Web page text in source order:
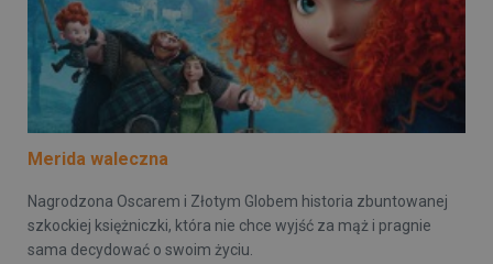
Merida waleczna
Nagrodzona Oscarem i Złotym Globem historia zbuntowanej
szkockiej księżniczki, która nie chce wyjść za mąż i pragnie
sama decydować o swoim życiu.